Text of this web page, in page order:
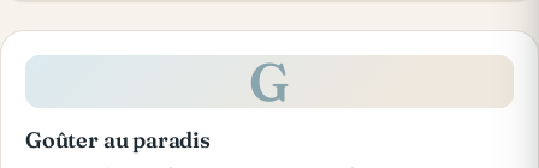
G
Goûter au paradis